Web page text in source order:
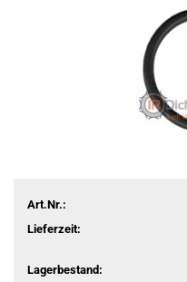
Art.Nr.:
Lieferzeit:
Lagerbestand: